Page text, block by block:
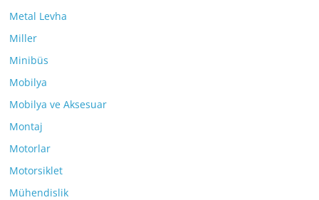
Metal Levha
Miller
Minibüs
Mobilya
Mobilya ve Aksesuar
Montaj
Motorlar
Motorsiklet
Mühendislik